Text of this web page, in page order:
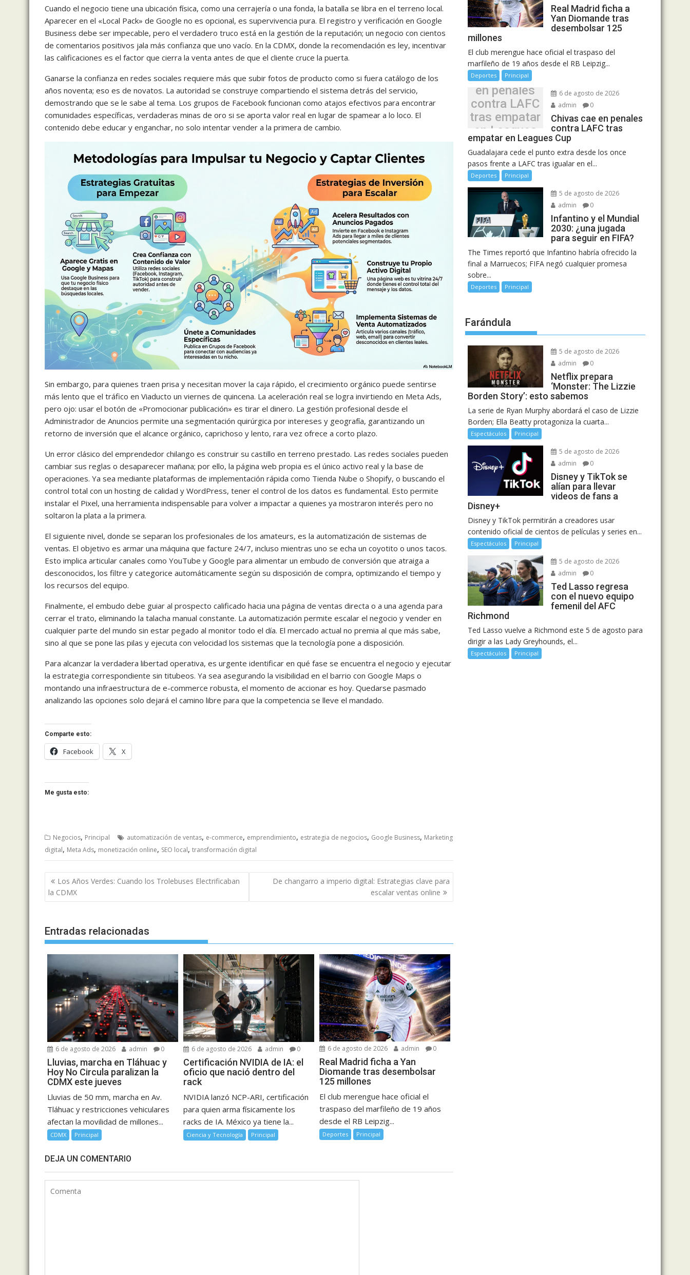
Cuando el negocio tiene una ubicación física, como una cerrajería o una fonda, la batalla se libra en el terreno local.
Aparecer en el «Local Pack» de Google no es opcional, es supervivencia pura. El registro y verificación en Google
Business debe ser impecable, pero el verdadero truco está en la gestión de la reputación; un negocio con cientos
de comentarios positivos jala más confianza que uno vacío. En la CDMX, donde la recomendación es ley, incentivar
las calificaciones es el factor que cierra la venta antes de que el cliente cruce la puerta.
Ganarse la confianza en redes sociales requiere más que subir fotos de producto como si fuera catálogo de los
años noventa; eso es de novatos. La autoridad se construye compartiendo el sistema detrás del servicio,
demostrando que se le sabe al tema. Los grupos de Facebook funcionan como atajos efectivos para encontrar
comunidades específicas, verdaderas minas de oro si se aporta valor real en lugar de spamear a lo loco. El
contenido debe educar y enganchar, no solo intentar vender a la primera de cambio.
Sin embargo, para quienes traen prisa y necesitan mover la caja rápido, el crecimiento orgánico puede sentirse
más lento que el tráfico en Viaducto un viernes de quincena. La aceleración real se logra invirtiendo en Meta Ads,
pero ojo: usar el botón de «Promocionar publicación» es tirar el dinero. La gestión profesional desde el
Administrador de Anuncios permite una segmentación quirúrgica por intereses y geografía, garantizando un
retorno de inversión que el alcance orgánico, caprichoso y lento, rara vez ofrece a corto plazo.
Un error clásico del emprendedor chilango es construir su castillo en terreno prestado. Las redes sociales pueden
cambiar sus reglas o desaparecer mañana; por ello, la página web propia es el único activo real y la base de
operaciones. Ya sea mediante plataformas de implementación rápida como Tienda Nube o Shopify, o buscando el
control total con un hosting de calidad y WordPress, tener el control de los datos es fundamental. Esto permite
instalar el Pixel, una herramienta indispensable para volver a impactar a quienes ya mostraron interés pero no
soltaron la plata a la primera.
El siguiente nivel, donde se separan los profesionales de los amateurs, es la automatización de sistemas de
ventas. El objetivo es armar una máquina que facture 24/7, incluso mientras uno se echa un coyotito o unos tacos.
Esto implica articular canales como YouTube y Google para alimentar un embudo de conversión que atraiga a
desconocidos, los filtre y categorice automáticamente según su disposición de compra, optimizando el tiempo y
los recursos del equipo.
Finalmente, el embudo debe guiar al prospecto calificado hacia una página de ventas directa o a una agenda para
cerrar el trato, eliminando la talacha manual constante. La automatización permite escalar el negocio y vender en
cualquier parte del mundo sin estar pegado al monitor todo el día. El mercado actual no premia al que más sabe,
sino al que se pone las pilas y ejecuta con velocidad los sistemas que la tecnología pone a disposición.
Para alcanzar la verdadera libertad operativa, es urgente identificar en qué fase se encuentra el negocio y ejecutar
la estrategia correspondiente sin titubeos. Ya sea asegurando la visibilidad en el barrio con Google Maps o
montando una infraestructura de e-commerce robusta, el momento de accionar es hoy. Quedarse pasmado
analizando las opciones solo dejará el camino libre para que la competencia se lleve el mandado.
Comparte esto:
Facebook X
Me gusta esto:
Negocios, Principal automatización de ventas, e-commerce, emprendimiento, estrategia de negocios, Google Business, Marketing
digital, Meta Ads, monetización online, SEO local, transformación digital
Navegación
de
entradas
Los Años Verdes: Cuando los Trolebuses Electrificaban
la CDMX
De changarro a imperio digital: Estrategias clave para
escalar ventas online
Entradas relacionadas
6 de agosto de 2026 admin 0
Lluvias, marcha en Tláhuac y
Hoy No Circula paralizan la
CDMX este jueves
Lluvias de 50 mm, marcha en Av.
Tláhuac y restricciones vehiculares
afectan la movilidad de millones...
CDMX Principal
6 de agosto de 2026 admin 0
Certificación NVIDIA de IA: el
oficio que nació dentro del
rack
NVIDIA lanzó NCP-ARI, certificación
para quien arma físicamente los
racks de IA. México ya tiene la...
Ciencia y Tecnología Principal
6 de agosto de 2026 admin 0
Real Madrid ficha a Yan
Diomande tras desembolsar
125 millones
El club merengue hace oficial el
traspaso del marfileño de 19 años
desde el RB Leipzig...
Deportes Principal
DEJA UN COMENTARIO
Real Madrid ficha a
Yan Diomande tras
desembolsar 125
millones
El club merengue hace oficial el traspaso del
marfileño de 19 años desde el RB Leipzig...
Deportes Principal
Chivas cae
en penales
contra LAFC
tras empatar
en Leagues
Cup
6 de agosto de 2026
admin
0
Chivas cae en penales
contra LAFC tras
empatar en Leagues Cup
Guadalajara cede el punto extra desde los once
pasos frente a LAFC tras igualar en el...
Deportes Principal
5 de agosto de 2026
admin
0
Infantino y el Mundial
2030: ¿una jugada
para seguir en FIFA?
The Times reportó que Infantino habría ofrecido la
final a Marruecos; FIFA negó cualquier promesa
sobre...
Deportes Principal
Farándula
5 de agosto de 2026
admin
0
Netflix prepara
‘Monster: The Lizzie
Borden Story’: esto sabemos
La serie de Ryan Murphy abordará el caso de Lizzie
Borden; Ella Beatty protagoniza la cuarta...
Espectáculos Principal
5 de agosto de 2026
admin
0
Disney y TikTok se
alían para llevar
videos de fans a
Disney+
Disney y TikTok permitirán a creadores usar
contenido oficial de cientos de películas y series en...
Espectáculos Principal
5 de agosto de 2026
admin
0
Ted Lasso regresa
con el nuevo equipo
femenil del AFC
Richmond
Ted Lasso vuelve a Richmond este 5 de agosto para
dirigir a las Lady Greyhounds, el...
Espectáculos Principal